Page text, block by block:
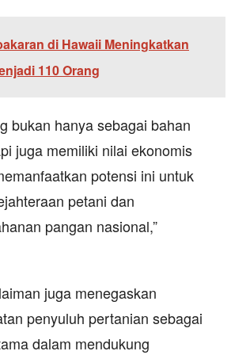
di Hawaii Meningkatkan
110 Orang
bukan hanya sebagai bahan
juga memiliki nilai ekonomis
potensi ini untuk
petani dan
pangan nasional,”
juga menegaskan
penyuluh pertanian sebagai
dalam mendukung